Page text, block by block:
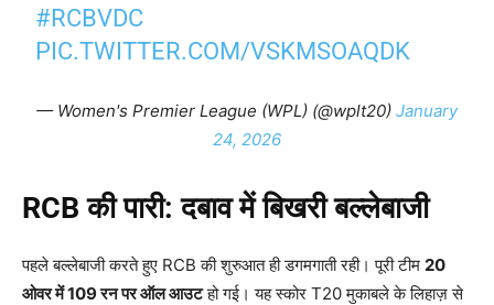
#RCBVDC
PIC.TWITTER.COM/VSKMSOAQDK
— Women's Premier League (WPL) (@wplt20) January
24, 2026
RCBकी पारी: दबाव में बिखरी बल्लेबाजी
पहले बल्लेबाजी करते हुए RCB की शुरुआत ही डगमगाती रही। पूरी टीम 20
ओवर में 109रन पर ऑल आउटहो गई। यह स्कोर T20 मुकाबले के लिहाज़ से